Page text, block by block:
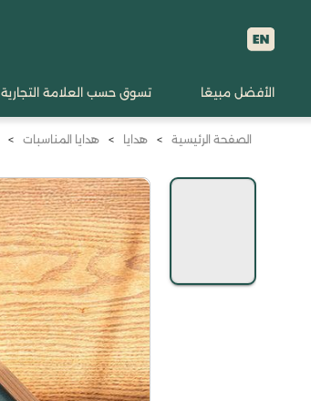
الأفضل مبيعًا تسوق حسب العلامة التجارية
الصفحة الرئيسية > هدايا > هدايا المناسبات >